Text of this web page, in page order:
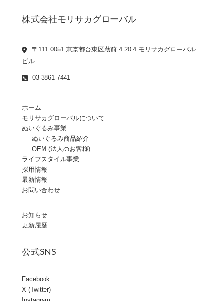
株式会社モリサカグローバル
〒111-0051 東京都台東区蔵前 4-20-4 モリサカグローバル
ビル
03-3861-7441
ホーム
モリサカグローバルについて
ぬいぐるみ事業
ぬいぐるみ商品紹介
OEM (法人のお客様)
ライフスタイル事業
採用情報
最新情報
お問い合わせ
お知らせ
更新履歴
公式SNS
Facebook
X (Twitter)
Instagram